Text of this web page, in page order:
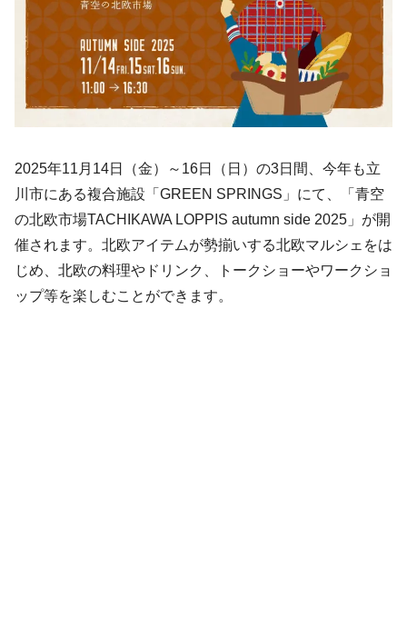
2025年11月14日（金）～16日（日）の3日間、今年も立
川市にある複合施設「GREEN SPRINGS」にて、「青空
の北欧市場TACHIKAWA LOPPIS autumn side 2025」が開
催されます。北欧アイテムが勢揃いする北欧マルシェをは
じめ、北欧の料理やドリンク、トークショーやワークショ
ップ等を楽しむことができます。